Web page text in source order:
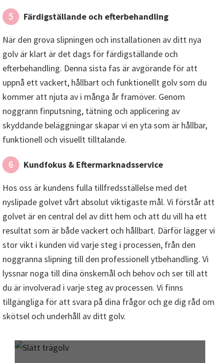
5 Färdigställande och efterbehandling
När den grova slipningen och installationen av ditt nya
golv är klart är det dags för färdigställande och
efterbehandling. Denna sista fas är avgörande för att
uppnå ett vackert, hållbart och funktionellt golv som du
kommer att njuta av i många år framöver. Genom
noggrann finputsning, tätning och applicering av
skyddande beläggningar skapar vi en yta som är hållbar,
funktionell och visuellt tilltalande.
6 Kundfokus & Eftermarknadsservice
Hos oss är kundens fulla tillfredsställelse med det
nyslipade golvet vårt absolut viktigaste mål. Vi förstår att
golvet är en central del av ditt hem och att du vill ha ett
resultat som är både vackert och hållbart. Därför lägger vi
stor vikt i kunden vid varje steg i processen, från den
noggranna slipning till den professionell ytbehandling. Vi
lyssnar noga till dina önskemål och behov och ser till att
du är involverad i varje steg av processen. Vi finns
tillgängliga för att svara på dina frågor och ge dig råd om
skötsel och underhåll av ditt golv.